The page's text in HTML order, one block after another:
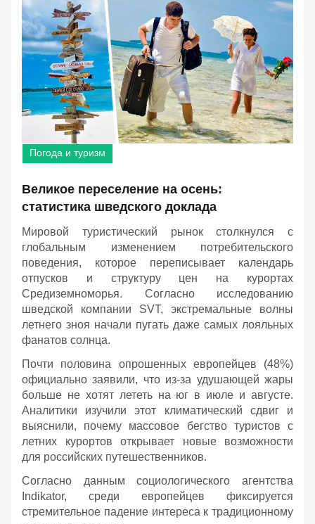
Погода и туризм
Великое переселение на осень:
статистика шведского доклада
Мировой туристический рынок столкнулся с
глобальным изменением потребительского
поведения, которое переписывает календарь
отпусков и структуру цен на курортах
Средиземноморья. Согласно исследованию
шведской компании SVT, экстремальные волны
летнего зноя начали пугать даже самых лояльных
фанатов солнца.
Почти половина опрошенных европейцев (48%)
официально заявили, что из-за удушающей жары
больше не хотят лететь на юг в июле и августе.
Аналитики изучили этот климатический сдвиг и
выяснили, почему массовое бегство туристов с
летних курортов открывает новые возможности
для российских путешественников.
Согласно данным социологического агентства
Indikator, среди европейцев фиксируется
стремительное падение интереса к традиционному